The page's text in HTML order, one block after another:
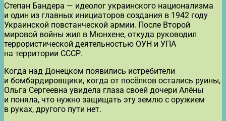
Степан Бандера — идеолог украинского национализма
и один из главных инициаторов создания в 1942 году
Украинской повстанческой армии. После Второй
мировой войны жил в Мюнхене, откуда руководил
террористической деятельностью ОУН и УПА
на территории СССР.
Когда над Донецком появились истребители
и бомбардировщики, когда от посёлков остались руины,
Ольга Сергеевна увидела глаза своей дочери Алёны
и поняла, что нужно защищать эту землю с оружием
в руках, другого пути нет.